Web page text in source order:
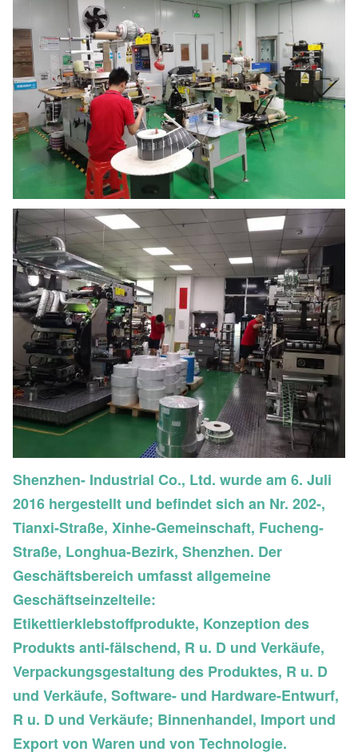
Shenzhen- Industrial Co., Ltd. wurde am 6. Juli
2016 hergestellt und befindet sich an Nr. 202-,
Tianxi-Straße, Xinhe-Gemeinschaft, Fucheng-
Straße, Longhua-Bezirk, Shenzhen. Der
Geschäftsbereich umfasst allgemeine
Geschäftseinzelteile:
Etikettierklebstoffprodukte, Konzeption des
Produkts anti-fälschend, R u. D und Verkäufe,
Verpackungsgestaltung des Produktes, R u. D
und Verkäufe, Software- und Hardware-Entwurf,
R u. D und Verkäufe; Binnenhandel, Import und
Export von Waren und von Technologie.